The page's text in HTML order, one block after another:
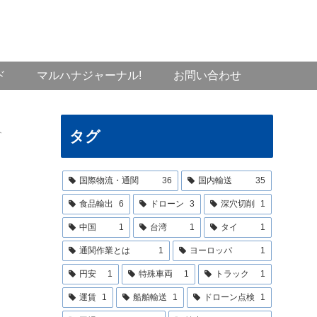
マルハナジャーナル! お問い合わせ
タグ
国際物流・通関 36 国内輸送 35
食品輸出 6 ドローン 3 深穴切削 1
中国 1 台湾 1 タイ 1
通関作業とは 1 ヨーロッパ 1
円安 1 特殊車両 1 トラック 1
運賃 1 船舶輸送 1 ドローン点検 1